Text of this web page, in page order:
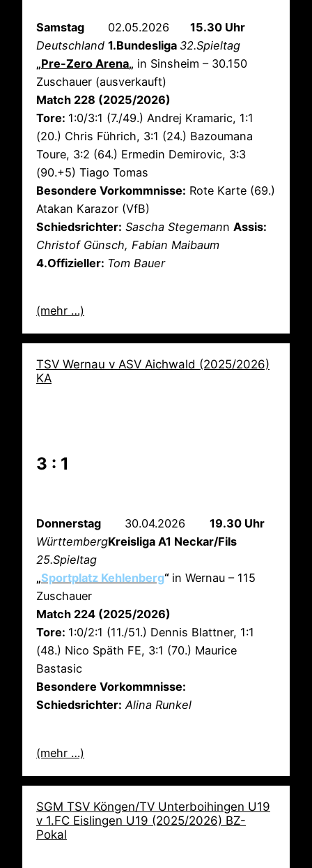
Samstag 02.05.2026 15.30 Uhr
Deutschland 1.Bundesliga 32.Spieltag
„Pre-Zero Arena„ in Sinsheim – 30.150
Zuschauer (ausverkauft)
Match 228 (2025/2026)
Tore: 1:0/3:1 (7./49.) Andrej Kramaric, 1:1
(20.) Chris Führich, 3:1 (24.) Bazoumana
Toure, 3:2 (64.) Ermedin Demirovic, 3:3
(90.+5) Tiago Tomas
Besondere Vorkommnisse: Rote Karte (69.)
Atakan Karazor (VfB)
Schiedsrichter: Sascha Stegemann Assis:
Christof Günsch, Fabian Maibaum
4.Offizieller: Tom Bauer
(mehr …)
TSV Wernau v ASV Aichwald (2025/2026)
KA
3 : 1
Donnerstag 30.04.2026 19.30 Uhr
WürttembergKreisliga A1 Neckar/Fils
25.Spieltag
„Sportplatz Kehlenberg“ in Wernau – 115
Zuschauer
Match 224 (2025/2026)
Tore: 1:0/2:1 (11./51.) Dennis Blattner, 1:1
(48.) Nico Späth FE, 3:1 (70.) Maurice
Bastasic
Besondere Vorkommnisse:
Schiedsrichter: Alina Runkel
(mehr …)
SGM TSV Köngen/TV Unterboihingen U19
v 1.FC Eislingen U19 (2025/2026) BZ-
Pokal